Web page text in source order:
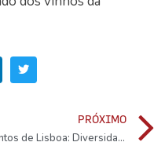
PRÓXIMO
Tintos de Lisboa: Diversidade para explorar